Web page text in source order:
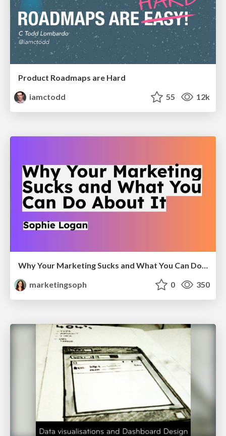
Product Roadmaps are Hard
iamctodd
55 12k
Why Your Marketing Sucks and What You Can Do About It - Sophie Logan
marketingsoph
0 350